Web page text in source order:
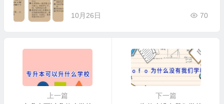
10月26日 70
上一篇
下一篇